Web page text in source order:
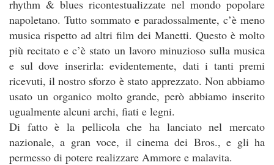
rhythm & blues ricontestualizzate nel mondo popolare
napoletano. Tutto sommato e paradossalmente, c’è meno
musica rispetto ad altri film dei Manetti. Questo è molto
più recitato e c’è stato un lavoro minuzioso sulla musica
e sul dove inserirla: evidentemente, dati i tanti premi
ricevuti, il nostro sforzo è stato apprezzato. Non abbiamo
usato un organico molto grande, però abbiamo inserito
ugualmente alcuni archi, fiati e legni.
Di fatto è la pellicola che ha lanciato nel mercato
nazionale, a gran voce, il cinema dei Bros., e gli ha
permesso di potere realizzare Ammore e malavita.